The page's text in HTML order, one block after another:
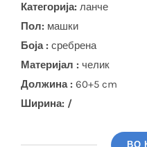
Категорија: ланче
Пол: машки
Боја : сребрена
Материјал : челик
Должина : 60+5 cm
Ширина: /
ВО